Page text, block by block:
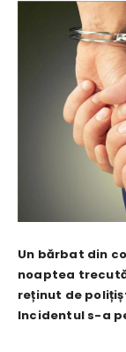
Un bărbat din
noaptea
reținut de
Incidentul s-a